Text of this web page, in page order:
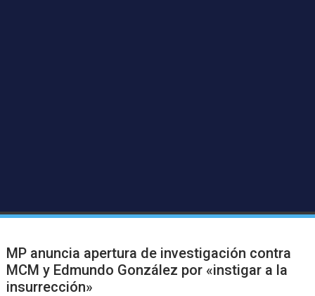
MP anuncia apertura de investigación contra
MCM y Edmundo González por «instigar a la
insurrección»